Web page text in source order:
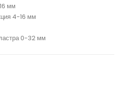
мм
4-16 мм
0-32 мм